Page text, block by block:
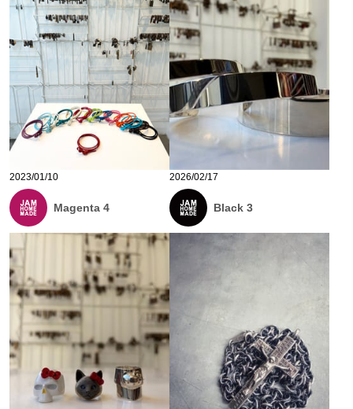
2023/01/10
Magenta 4
2026/02/17
Black 3